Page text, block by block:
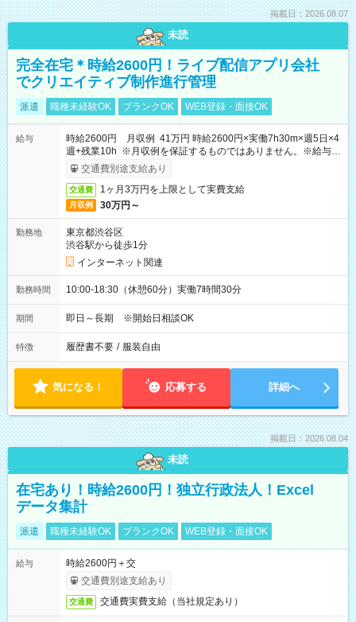
掲載日：2026.08.07
未読
完全在宅＊時給2600円！ライブ配信アプリ会社
でクリエイティブ制作進行管理
派遣 職種未経験OK ブランクOK WEB登録・面接OK
給与
時給2600円 月収例 41万円 時給2600円×実働7h30m×週5日×4
週+残業10h ※月収例を保証するものではありません。※給与即
受取りサービス利用可（利用条件有）
交通費別途支給あり
交通費 1ヶ月3万円を上限として実費支給
月収例 30万円～
勤務地
東京都渋谷区
渋谷駅から徒歩1分
インターネット関連
勤務時間 10:00-18:30（休憩60分）実働7時間30分
期間 即日～長期 ※開始日相談OK
特徴 履歴書不要 / 服装自由
気になる！ 応募する 詳細へ
掲載日：2026.08.04
未読
在宅あり！時給2600円！独立行政法人！Excel
データ集計
派遣 職種未経験OK ブランクOK WEB登録・面接OK
給与
時給2600円＋交
交通費別途支給あり
交通費 交通費実費支給（当社規定あり）